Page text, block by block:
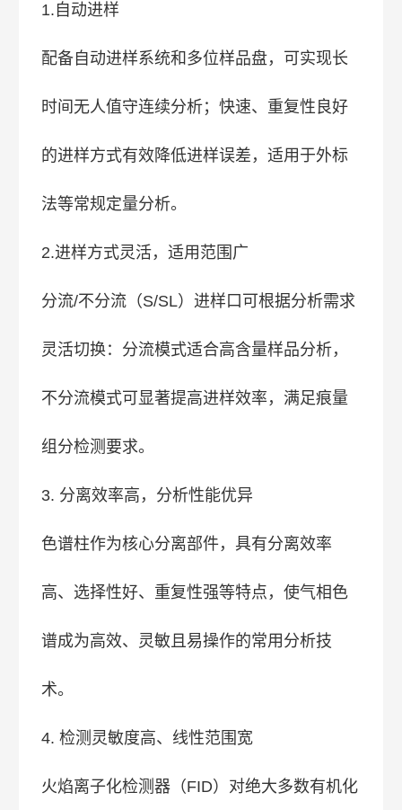
1.自动进样
配备自动进样系统和多位样品盘，可实现长
时间无人值守连续分析；快速、重复性良好
的进样方式有效降低进样误差，适用于外标
法等常规定量分析。
2.进样方式灵活，适用范围广
分流/不分流（S/SL）进样口可根据分析需求
灵活切换：分流模式适合高含量样品分析，
不分流模式可显著提高进样效率，满足痕量
组分检测要求。
3. 分离效率高，分析性能优异
色谱柱作为核心分离部件，具有分离效率
高、选择性好、重复性强等特点，使气相色
谱成为高效、灵敏且易操作的常用分析技
术。
4. 检测灵敏度高、线性范围宽
火焰离子化检测器（FID）对绝大多数有机化